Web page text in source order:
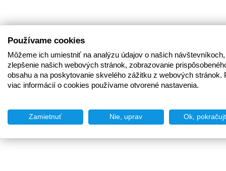
Používame cookies
Môžeme ich umiestniť na analýzu údajov o našich
zlepšenie našich webových stránok, zobrazovanie
obsahu a na poskytovanie skvelého zážitku z webových stránok.
viac informácií o cookies používame otvorené nastavenia.
Zamietnuť Nie, uprav Ok,